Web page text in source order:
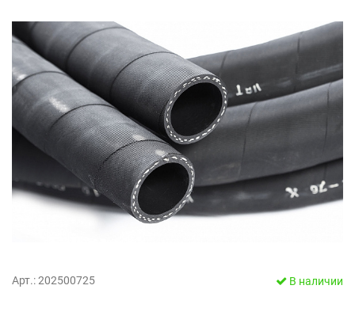
Арт.: 202500725 В наличии